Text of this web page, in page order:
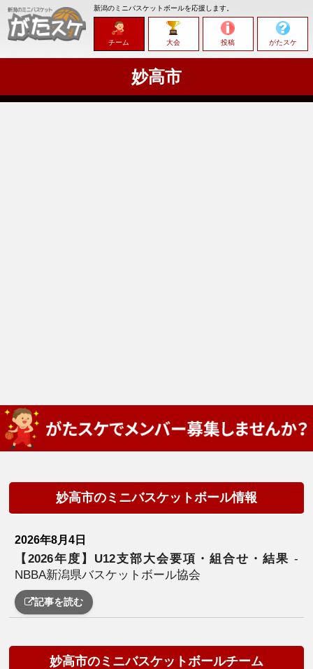
新潟のミニバスケットボールを応援します。
チーム 大会 投稿 がたスケ
妙高市
妙高市のミニバスケットボール情報
2026年8月4日
【2026年度】U12支部大会要項・組合せ・結果 -
NBBA新潟県バスケットボール協会
記事を読む
妙高市のミニバスケットボールチーム